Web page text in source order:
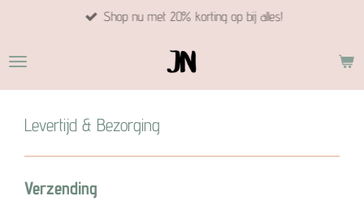
naar
hoofdinhoud
Shop nu met 20% korting op bij alles!
Levertijd & Bezorging
Verzending